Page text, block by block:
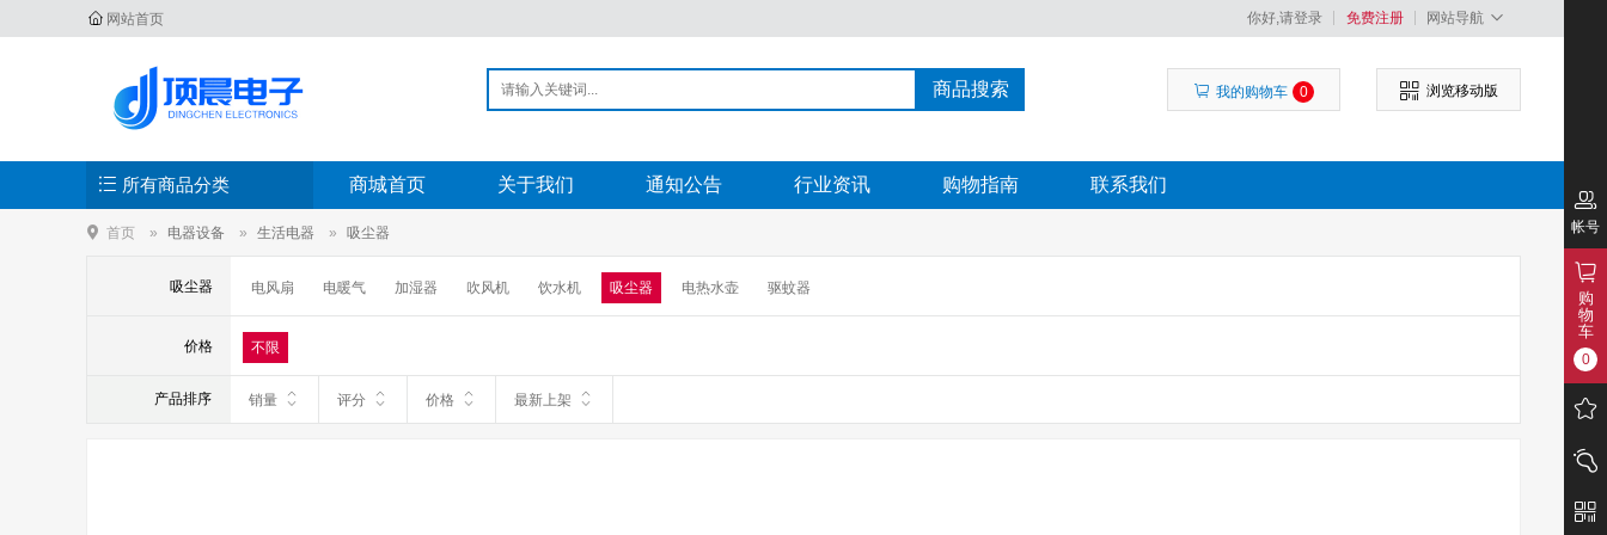
网站首页 你好,请登录 免费注册 网站导航
商品搜索 我的购物车 0 浏览移动版
所有商品分类 商城首页 关于我们 通知公告 行业资讯 购物指南 联系我们
首页 电器设备 生活电器 吸尘器
吸尘器 电风扇 电暖气 加湿器 吹风机 饮水机 吸尘器 电热水壶 驱蚊器
价格 不限
产品排序 销量 评分 价格 最新上架
帐号
购
物
车
0